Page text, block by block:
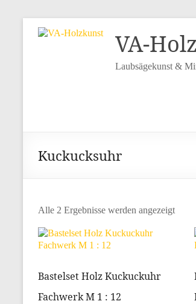
VA-
Laubsägekunst &
Kuckucksuhr
Alle 2 Ergebnisse werden angezeigt
Bastelset Holz Kuckuckuhr
Fachwerk M 1 : 12